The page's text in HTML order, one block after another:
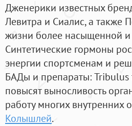
Дженерики известных
Левитра и Сиалис, а также
жизни более насыщенной
Синтетические гормоны
энергии спортсменам и
БАДы и препараты:
повысят выносливость
работу многих внутренних
Колышлей.